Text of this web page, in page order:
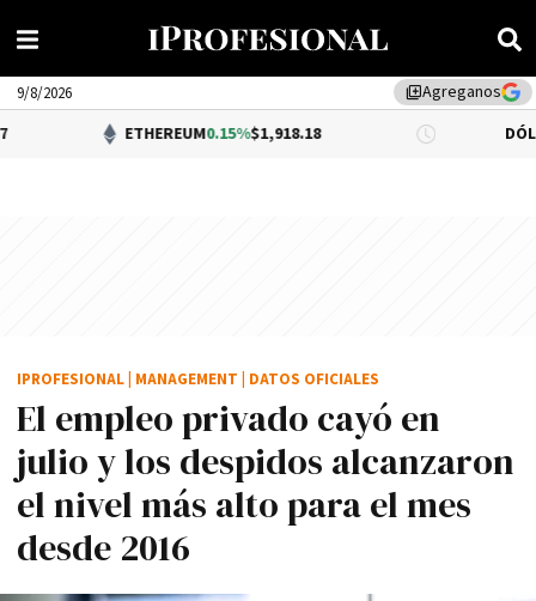
library_addAgreganos
9/8/2026
ETHEREUM0.15%$1,918.18 DÓLAR BNA
El empleo privado cayó en
julio y los despidos alcanzaron
el nivel más alto para el mes
desde 2016
IPROFESIONAL MANAGEMENT DATOS OFICIALES